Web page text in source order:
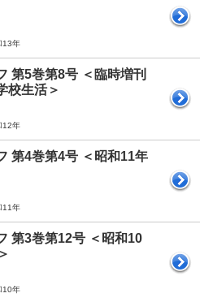
13年
第5巻第8号 ＜臨時増刊
校生活＞
12年
第4巻第4号 ＜昭和11年
11年
第3巻第12号 ＜昭和10
10年